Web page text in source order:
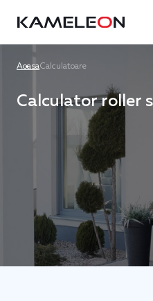
AcasaCalculatoare
Calculator roller